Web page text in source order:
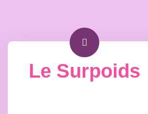
Le Surpoids